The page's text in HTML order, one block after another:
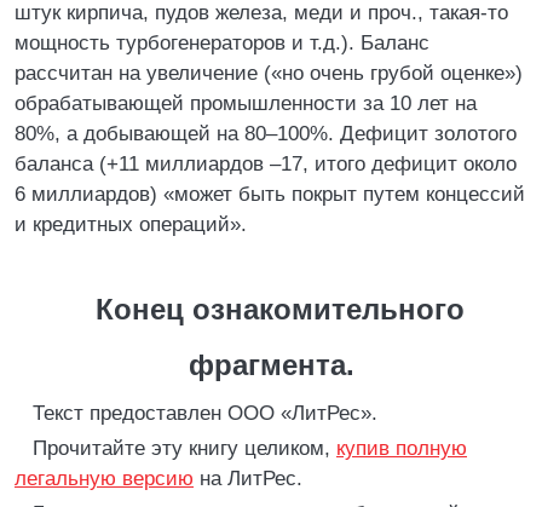
штук кирпича, пудов железа, меди и проч., такая-то
мощность турбогенераторов и т.д.). Баланс
рассчитан на увеличение («но очень грубой оценке»)
обрабатывающей промышленности за 10 лет на
80%, а добывающей на 80–100%. Дефицит золотого
баланса (+11 миллиардов –17, итого дефицит около
6 миллиардов) «может быть покрыт путем концессий
и кредитных операций».
Конец ознакомительного
фрагмента.
Текст предоставлен ООО «ЛитРес».
Прочитайте эту книгу целиком, купив полную
легальную версию на ЛитРес.